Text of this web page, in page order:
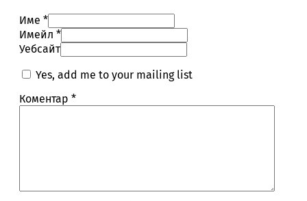
Име *
Имейл *
Уебсайт
Yes, add me to your mailing list
Коментар *